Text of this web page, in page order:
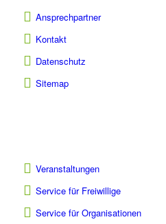
Ansprechpartner
Kontakt
Datenschutz
Sitemap
Veranstaltungen
Service für Freiwillige
Service für Organisationen